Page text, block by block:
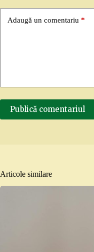
Adaugă un comentariu *
Publică comentariul
Articole similare